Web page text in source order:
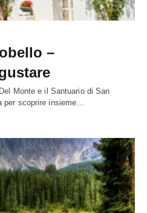
–
Monte e il Santuario di San
per scoprire insieme…